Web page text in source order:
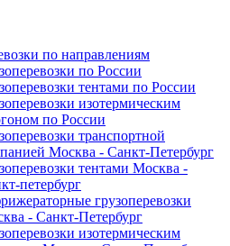
по направлениям
по России
тентами по России
изотермическим
по России
транспортной
Москва - Санкт-Петербург
тентами Москва -
петербург
грузоперевозки
- Санкт-Петербург
изотермическим